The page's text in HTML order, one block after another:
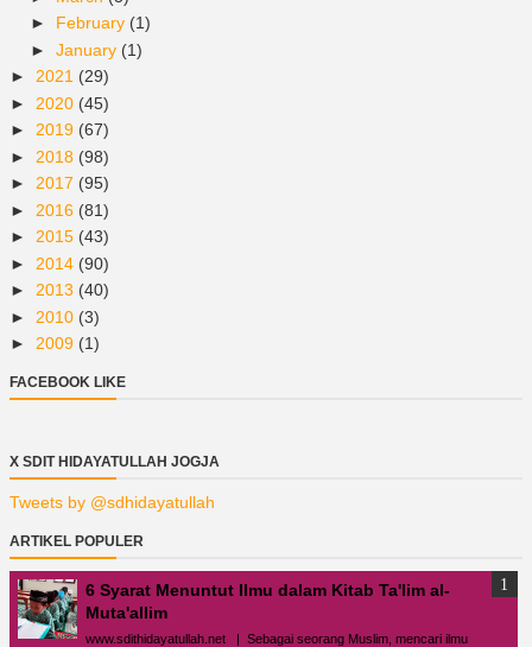
► February (1)
► January (1)
► 2021 (29)
► 2020 (45)
► 2019 (67)
► 2018 (98)
► 2017 (95)
► 2016 (81)
► 2015 (43)
► 2014 (90)
► 2013 (40)
► 2010 (3)
► 2009 (1)
FACEBOOK LIKE
X SDIT HIDAYATULLAH JOGJA
Tweets by @sdhidayatullah
ARTIKEL POPULER
6 Syarat Menuntut Ilmu dalam Kitab Ta'lim al-
Muta'allim
www.sdithidayatullah.net | Sebagai seorang Muslim, mencari ilmu